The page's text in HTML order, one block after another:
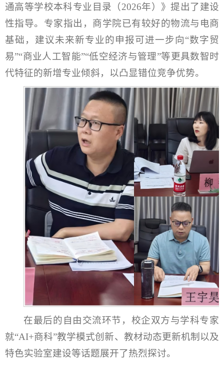
通高等学校本科专业目录（2026年）》提出了建设
性指导。专家指出，商学院已有较好的物流与电商
基础，建议未来新专业的申报可进一步向“数字贸
易”“商业人工智能”“低空经济与管理”等更具数智时
代特征的新增专业倾斜，以凸显错位竞争优势。
在最后的自由交流环节，校企双方与学科专家
就“AI+商科”教学模式创新、教材动态更新机制以及
特色实验室建设等话题展开了热烈探讨。